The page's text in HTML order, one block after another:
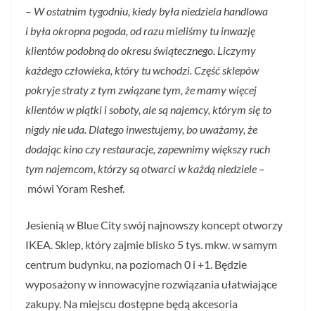
– W ostatnim tygodniu, kiedy była niedziela handlowa
i była okropna pogoda, od razu mieliśmy tu inwazję
klientów podobną do okresu świątecznego. Liczymy
każdego człowieka, który tu wchodzi. Część sklepów
pokryje straty z tym związane tym, że mamy więcej
klientów w piątki i soboty, ale są najemcy, którym się to
nigdy nie uda. Dlatego inwestujemy, bo uważamy, że
dodając kino czy restauracje, zapewnimy większy ruch
tym najemcom, którzy są otwarci w każdą niedziele –
mówi Yoram Reshef.
Jesienią w Blue City swój najnowszy koncept otworzy
IKEA. Sklep, który zajmie blisko 5 tys. mkw. w samym
centrum budynku, na poziomach 0 i +1. Będzie
wyposażony w innowacyjne rozwiązania ułatwiające
zakupy. Na miejscu dostępne będą akcesoria